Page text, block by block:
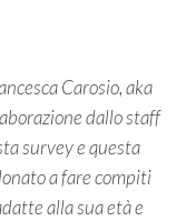
Carosio, aka
dallo staff
survey e questa
a fare compiti
alla sua età e